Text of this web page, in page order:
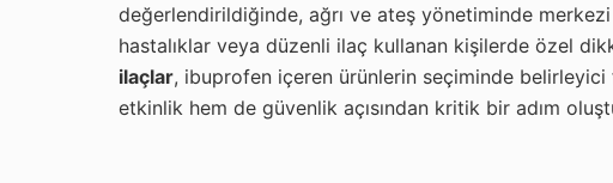
değerlendirildiğinde, ağrı ve ateş yönetiminde
hastalıklar veya düzenli ilaç kullanan kişilerde özel
ilaçlar, ibuprofen içeren ürünlerin seçiminde belirleyici
etkinlik hem de güvenlik açısından kritik bir adım